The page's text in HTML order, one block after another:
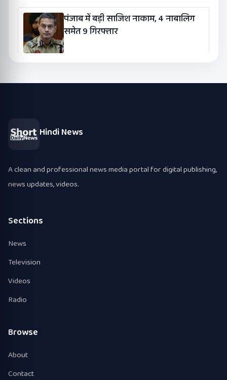
पंजाब में बड़ी साजिश नाकाम, 4 नाबालिग
समेत 9 गिरफ्तार
Hindi News
A clean and professional news media portal for digital publishing,
news updates, videos.
Sections
News
Television
Videos
Radio
Browse
About
Contact